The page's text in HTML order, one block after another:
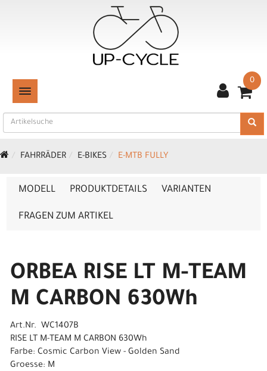
TOGGLE NAVIGATION
0
FAHRRÄDER E-BIKES E-MTB FULLY
MODELL PRODUKTDETAILS VARIANTEN
FRAGEN ZUM ARTIKEL
ORBEA RISE LT M-TEAM
M CARBON 630Wh
Art.Nr. WC1407B
RISE LT M-TEAM M CARBON 630Wh
Farbe: Cosmic Carbon View - Golden Sand
Groesse: M